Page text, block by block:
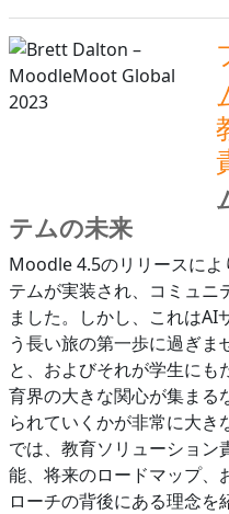
テムの未来
Moodle 4.5のリリースに
テムが実装され、コミュニ
ました。しかし、これはAI
う長い旅の第一歩に過ぎま
と、およびそれが学生にも
育界の大きな関心が集まる
られていくかが非常に大
では、教育ソリューション
能、将来のロードマップ、
ローチの背後にある理念を